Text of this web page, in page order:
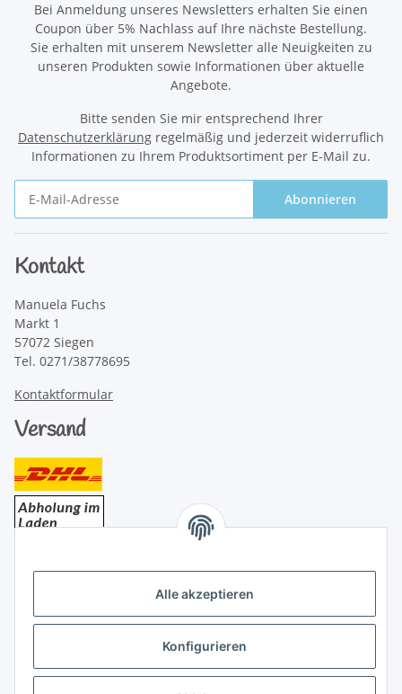
Alle akzeptieren
Konfigurieren
Bei Anmeldung unseres Newsletters erhalten Sie einen
Coupon über 5% Nachlass auf Ihre nächste Bestellung.
Sie erhalten mit unserem Newsletter alle Neuigkeiten zu
unseren Produkten sowie Informationen über aktuelle
Angebote.
Bitte senden Sie mir entsprechend Ihrer
Datenschutzerklärung regelmäßig und jederzeit widerruflich
Informationen zu Ihrem Produktsortiment per E-Mail zu.
Abonnieren
Kontakt
Manuela Fuchs
Markt 1
57072 Siegen
Tel. 0271/38778695
Kontaktformular
Versand